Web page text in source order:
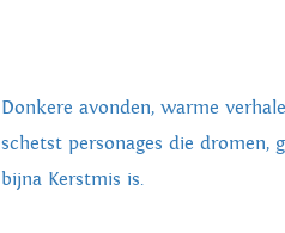
Donkere avonden, warme
schetst personages die dromen,
bijna Kerstmis is.